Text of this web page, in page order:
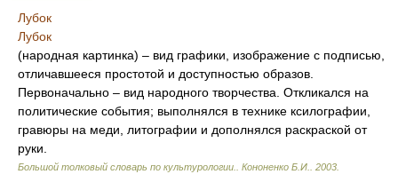
Лубок
Лубок
(народная картинка) – вид графики, изображение с подписью,
отличавшееся простотой и доступностью образов.
Первоначально – вид народного творчества. Откликался на
политические события; выполнялся в технике ксилографии,
гравюры на меди, литографии и дополнялся раскраской от
руки.
Большой толковый словарь по культурологии. Кононенко Б.И. 2003